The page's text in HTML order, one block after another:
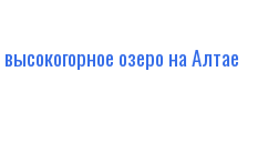
озеро на Алтае